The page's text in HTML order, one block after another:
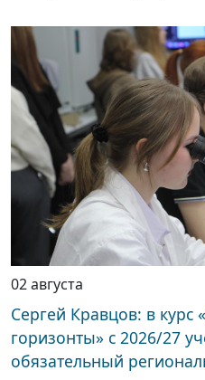
02 августа
Сергей Кравцов: в курс
горизонты» с 2026/27
обязательный